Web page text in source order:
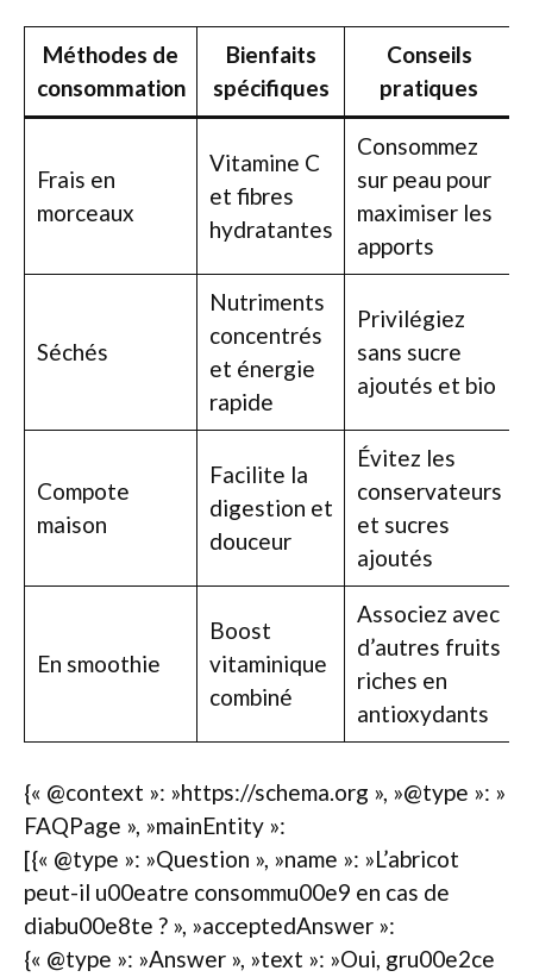
Méthodes de
consommation
Bienfaits
spécifiques
Conseils
pratiques
Frais en
morceaux
Vitamine C
et fibres
hydratantes
Consommez
sur peau pour
maximiser les
apports
Séchés
Nutriments
concentrés
et énergie
rapide
Privilégiez
sans sucre
ajoutés et bio
Compote
maison
Facilite la
digestion et
douceur
Évitez les
conservateurs
et sucres
ajoutés
En smoothie
Boost
vitaminique
combiné
Associez avec
d’autres fruits
riches en
antioxydants
{« @context »: »https://schema.org », »@type »: »
FAQPage », »mainEntity »:
[{« @type »: »Question », »name »: »L’abricot
peut-il u00eatre consommu00e9 en cas de
diabu00e8te ? », »acceptedAnswer »:
{« @type »: »Answer », »text »: »Oui, gru00e2ce